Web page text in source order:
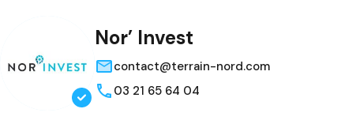
Nor’ Invest
contact@terrain-nord.com
03 21 65 64 04